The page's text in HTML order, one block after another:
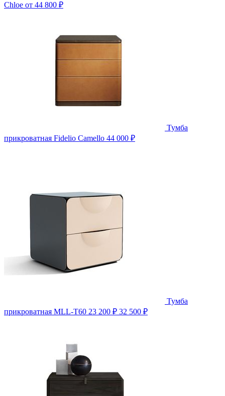
Chloe от 44 800 ₽
Тумба
прикроватная Fidelio Camello 44 000 ₽
Тумба
прикроватная MLL-T60 23 200 ₽ 32 500 ₽